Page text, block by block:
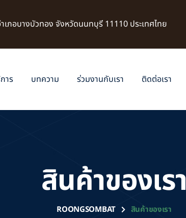
เภอบางบัวทอง จังหวัดนนทบุรี 11110 ประเทศไทย
าร บทความ ร่วมงานกับเรา ติดต่อเรา
สินค้าของเรา
ROONGSOMBAT สินค้าของเรา